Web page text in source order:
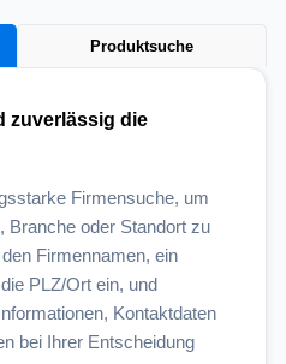
Produktsuche
zuverlässig die
Firmensuche, um
Branche oder Standort zu
Firmennamen, ein
PLZ/Ort ein, und
Kontaktdaten
bei Ihrer Entscheidung